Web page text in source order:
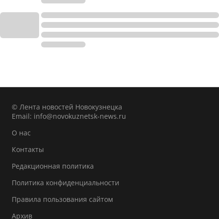
© Лента новостей Новокузнецка
Email: info@novokuznetsk-news.ru
О нас
Контакты
Редакционная политика
Политика конфиденциальности
Правила пользования сайтом
Архив